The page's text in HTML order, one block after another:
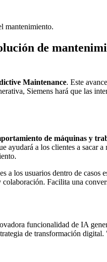
de
Maintenance. Este
Siemens hará que las
de máquinas y
ayudará a los clientes a sacar
los usuarios dentro de casos
Facilita una
funcionalidad de IA
de transformación digital.